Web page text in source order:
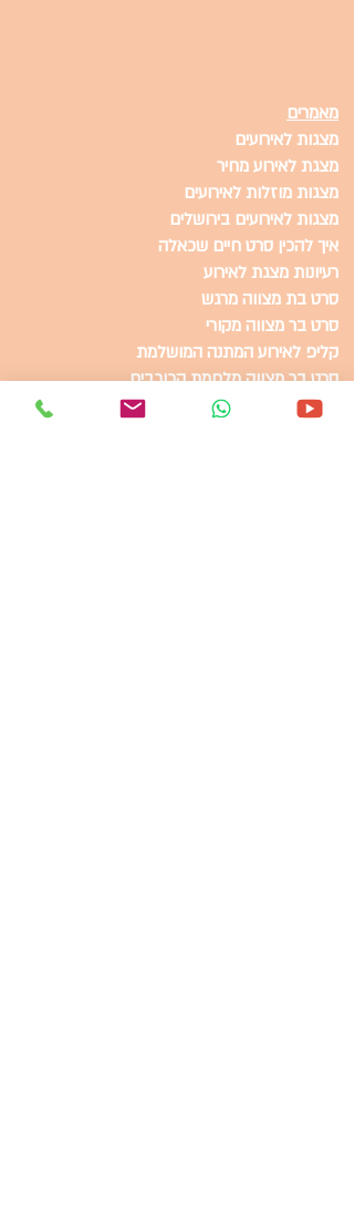
מאמרים
מצגות לאירועים
מצגת לאירוע מחיר
מצגות מוזלות לאירועים
מצגות לאירועים בירושלים
איך להכין סרט חיים שכאלה
רעיונות מצגת לאירוע
סרט בת מצווה מרגש
סרט בר מצווה מקורי​
קליפ לאירוע המתנה המושלמת
סרט בר מצווה מלחמת הכוכבים
מצגות לאירועים בירושלים